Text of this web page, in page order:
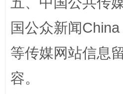
国公众新闻
等传媒网站信息
容。